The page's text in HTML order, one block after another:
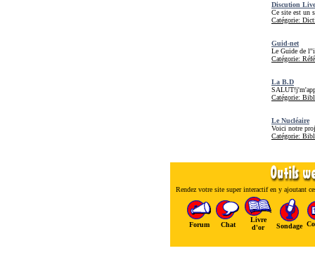
Discution Live
Ce site est un
Catégorie:
Guid-net
Le Guide de
Catégorie:
La B.D
Catégorie:
Le Nucléaire
Voici notre
Catégorie:
Rendez votre site super interactif en y ajoutant
Forum Chat
Livre
d'or
Sondage